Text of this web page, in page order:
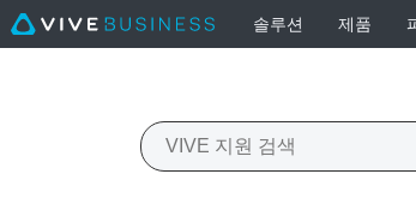
솔루션 제품